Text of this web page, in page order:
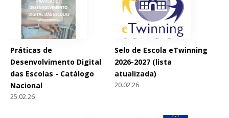
Práticas de
Desenvolvimento Digital
das Escolas - Catálogo
Nacional
25.02.26
Selo de Escola eTwinning
2026-2027 (lista
atualizada)
20.02.26